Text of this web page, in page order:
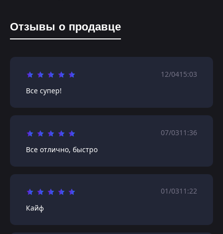
Отзывы о продавце
12/0415:03
Все супер!
07/0311:36
Все отлично, быстро
01/0311:22
Кайф